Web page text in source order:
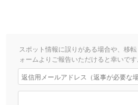
スポット情報に誤りがある場合や、移
ォームよりご報告いただけると幸いです